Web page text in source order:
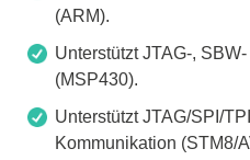
(ARM).
Unterstützt JTAG-,
(MSP430).
Unterstützt JTAG/SPI/
Kommunikation (STM8/